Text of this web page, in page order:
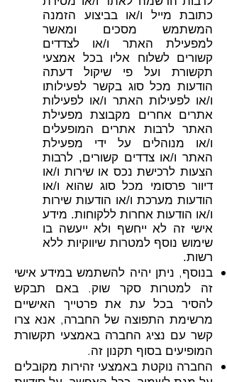
כתובת מייל ו/או בביצוע הזמנה
המשתמש מסכים ומאשר
למפעילת האתר ו/או לצדדים
קשורים לשלוח אליו בכל אמצעי
תקשורת ועל פי שיקול דעתה
הודעות מכל סוג בקשר לפעילותו
ו/או לפעילות האתר ו/או לפעילות
אתרים אחרים מקבוצת מפעילת
האתר לרבות אתרים המופעלים
ו/או מנוהלים על ידי מפעילת
האתר ו/או צדדים קשורים, לרבות
הצעות לרכישת נכס או שירות ו/או
דיוור פרסומי מכל סוג שהוא ו/או
הודעות מערכת ו/או הודעות שירות
ו/או הודעות אחרות ללקוחות. מידע
אישי זה לא ייחשף ולא ייעשה בו
שימוש נוסף למטרות שיווקיות ללא
רשות.
בנוסף, ניתן יהיה להשתמש במידע אישי
זה למטרות סקר שוק. באם תבקש
להסיר בכל עת את פרטייך האישיים
מרשימת התפוצה של החברה, אנא צרו
קשר עם נציג החברה באמצעי תקשורת
המופיעים בסוף תקנון זה.
החברה נוקטת באמצעי זהירות מקובלים